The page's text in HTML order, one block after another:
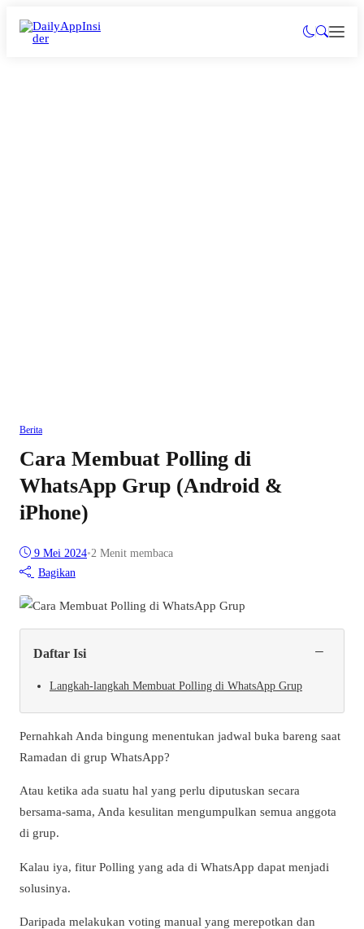
Berita
Cara Membuat Polling di
WhatsApp Grup (Android &
iPhone)
9 Mei 2024•2 Menit membaca
Bagikan
Daftar Isi −
Langkah-langkah Membuat Polling di WhatsApp Grup
Pernahkah Anda bingung menentukan jadwal buka bareng saat
Ramadan di grup WhatsApp?
Atau ketika ada suatu hal yang perlu diputuskan secara
bersama-sama, Anda kesulitan mengumpulkan semua anggota
di grup.
Kalau iya, fitur Polling yang ada di WhatsApp dapat menjadi
solusinya.
Daripada melakukan voting manual yang merepotkan dan